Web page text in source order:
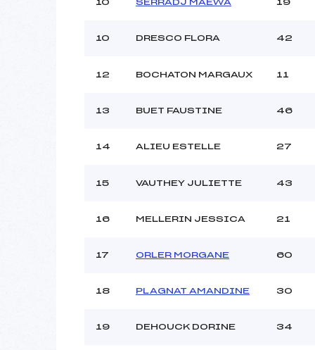
10 SERRADJ MAEWA 19
10 DRESCO FLORA 42
12 BOCHATON MARGAUX 11
13 BUET FAUSTINE 46
14 ALIEU ESTELLE 27
15 VAUTHEY JULIETTE 43
16 MELLERIN JESSICA 21
17 ORLER MORGANE 60
18 PLAGNAT AMANDINE 30
19 DEHOUCK DORINE 34